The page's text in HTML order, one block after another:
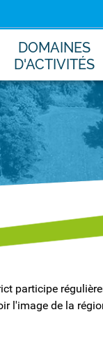
DOMAINES
D'ACTIVITÉS
participe
l'image de la